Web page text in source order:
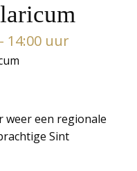
14:00 uur
weer een regionale
Sint